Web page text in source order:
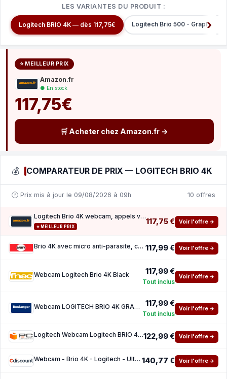
LES VARIANTES DU PRODUIT :
Logitech BRIO 4K — dès 117,75€ Logitech Brio 500 - Graphite
⭐ MEILLEUR PRIX
Amazon.fr
● En stock
117,75€
🛒 Acheter chez Amazon.fr →
💰 COMPARATEUR DE PRIX — LOGITECH BRIO 4K
🕐 Prix mis à jour le 09/08/2026 à 09h 10 offres
Logitech Brio 4K webcam, appels vidéo, micro anti-parasite
⭐ MEILLEUR PRIX
117,75 € Voir l'offre →
Brio 4K avec micro anti-parasite, correction automatique de l'éclairage HD pour PC Mac ord 117,99 € Voir l'offre →
Webcam Logitech Brio 4K Black 117,99 €
Tout inclus
Voir l'offre →
Webcam LOGITECH BRIO 4K GRAPHITE 117,99 €
Tout inclus
Voir l'offre →
Logitech Webcam Logitech BRIO 4K 13MP Graphite Autofocus Zoom digital 5x Double Micro122,99 € Voir l'offre →
Webcam - Brio 4K - Logitech - Ultra HD 140,77 € Voir l'offre →